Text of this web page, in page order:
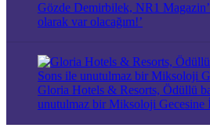
Gözde Demirbilek, NR1
olarak var olacağım!’
Gloria Hotels & Resorts, Ödüllü
unutulmaz bir Miksoloji Gecesine